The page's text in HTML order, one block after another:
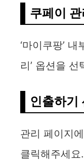
쿠페이
‘마이쿠팡’
리’ 옵션을
인출하기
관리 페이지
클릭해주세요.